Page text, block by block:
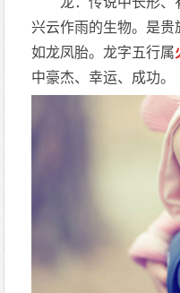
兴云作雨的生物。是贵
如龙凤胎。龙字五行属
中豪杰、幸运、成功。